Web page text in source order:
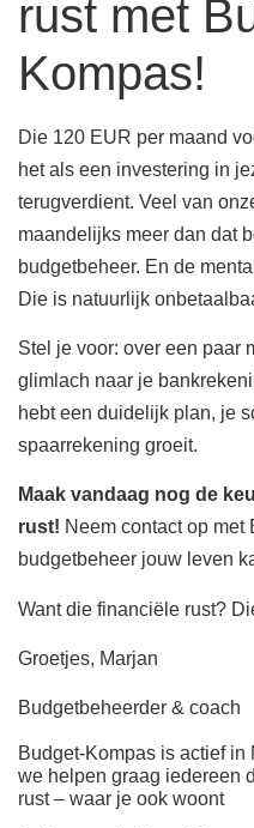
rust met
Kompas!
Die 120 EUR per maand
het als een investering in
terugverdient. Veel van
maandelijks meer dan dat
budgetbeheer. En de
Die is natuurlijk
Stel je voor: over een paar
glimlach naar je
hebt een duidelijk plan, je
spaarrekening groeit.
Maak vandaag nog de
rust! Neem contact op
budgetbeheer jouw leven
Want die financiële rust?
Groetjes, Marjan
Budgetbeheerder & coach
Budget-Kompas is actief
we helpen graag iedereen
rust – waar je ook woont